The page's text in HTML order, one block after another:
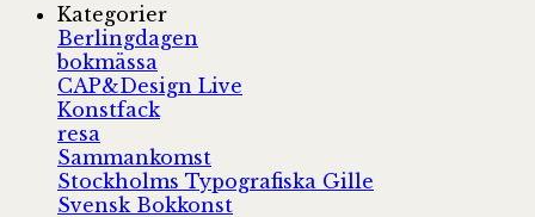
Kategorier
Berlingdagen
bokmässa
CAP&Design Live
Konstfack
resa
Sammankomst
Stockholms Typografiska Gille
Svensk Bokkonst